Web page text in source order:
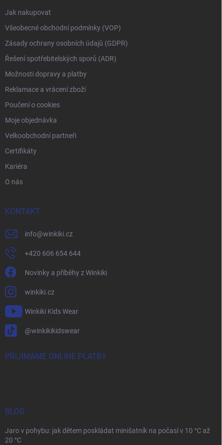
Jak nakupovat
Všeobecné obchodní podmínky (VOP)
Zásady ochrany osobních údajů (GDPR)
Řešení spotřebitelských sporů (ADR)
Možnosti dopravy a platby
Reklamace a vrácení zboží
Poučení o cookies
Moje objednávka
Velkoobchodní partneři
Certifikáty
Kariéra
O nás
KONTAKT
info@winkiki.cz
+420 606 654 644
Novinky a příběhy z Winkiki
winkiki.cz
Winkiki Kids Wear
@winkikikidswear
PŘIJÍMÁME ONLINE PLATBY
BLOG
Jaro v pohybu: jak dětem poskládat minišatník na počasí v 10 °C až
20 °C